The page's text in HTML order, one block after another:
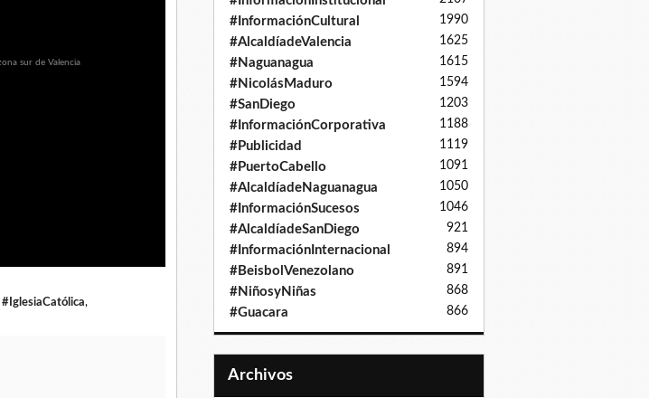
#IglesiaCatólica,
#InformaciónCultural 1990
#AlcaldíadeValencia 1625
#Naguanagua 1615
#NicolásMaduro 1594
#SanDiego 1203
#InformaciónCorporativa 1188
#Publicidad 1119
#PuertoCabello 1091
#AlcaldíadeNaguanagua 1050
#InformaciónSucesos 1046
#AlcaldíadeSanDiego 921
#InformaciónInternacional 894
#BeisbolVenezolano 891
#NiñosyNiñas 868
#Guacara 866
Archivos